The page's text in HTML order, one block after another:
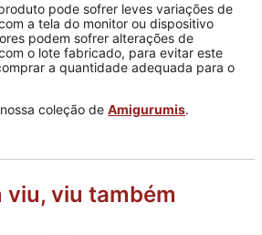
pode sofrer leves variações de
a tela do monitor ou dispositivo
podem sofrer alterações de
o lote fabricado, para evitar este
a quantidade adequada para o
coleção de Amigurumis.
viu, viu também